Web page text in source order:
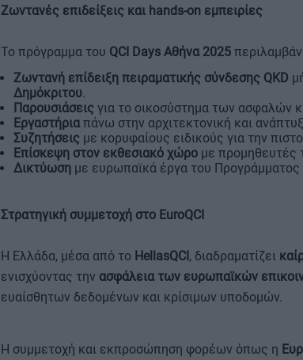
Ζωντανές επιδείξεις και hands-on εμπειρίες
Το πρόγραμμα του QCI Days Αθήνα 2025
Ζωντανή επίδειξη πειραματικής σύνδεσης QKD
Δημόκριτου.
Παρουσιάσειςγια το οικοσύστημα των ασφαλών
Εργαστήριαπάνω στην αρχιτεκτονική και
Συζητήσειςμε κορυφαίους ειδικούς για την
Επίσκεψη στον εκθεσιακό χώρομε προμηθευτές
Δικτύωσημε ευρωπαϊκά έργα του Προγράμματος
Στρατηγική συμμετοχή στο EuroQCI
Η Ελλάδα, μέσα από το HellasQCI , διαδραματίζει
ενισχύοντας την ασφάλεια των ευρωπαϊκών
ευαίσθητων δεδομένων και κρίσιμων υποδομών.
Η συμμετοχή και εκπροσώπηση φορέων όπως η